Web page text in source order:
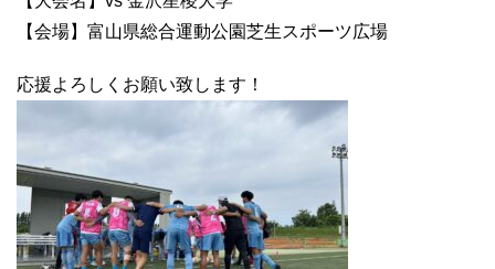
【会場】富山県総合運動公園芝生スポーツ広場
応援よろしくお願い致します！